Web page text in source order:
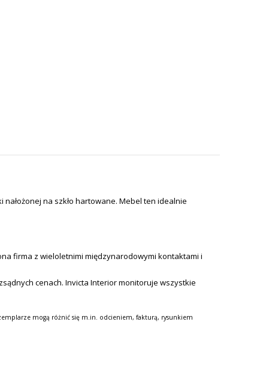
nałożonej na szkło hartowane. Mebel ten idealnie
firma z wieloletnimi międzynarodowymi kontaktami i
cenach. Invicta Interior monitoruje wszystkie
mogą różnić się m.in. odcieniem, fakturą, rysunkiem